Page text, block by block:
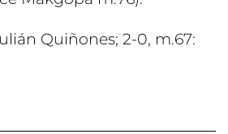
Quiñones; 2-0, m.67: